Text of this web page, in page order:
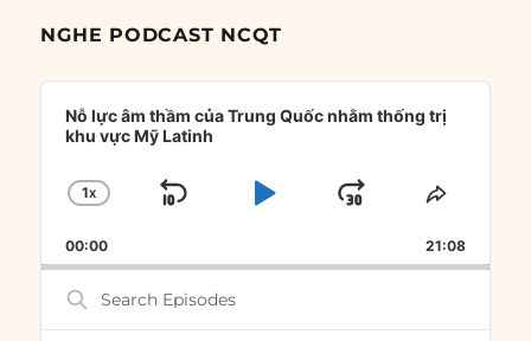
NGHE PODCAST NCQT
Audio
Player
Nỗ lực âm thầm của Trung Quốc nhằm thống trị
khu vực Mỹ Latinh
CHANGE
RATE
1X
SKIP
PLAYJUMP
FORWARD
SHARE
00:00 21:08
Search
Episodes